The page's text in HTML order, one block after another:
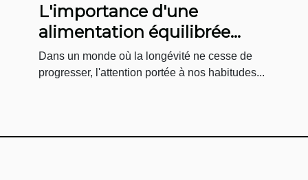
L'importance d'une
alimentation équilibrée
pour maintenir une bonne
condition physique après
Dans un monde où la longévité ne cesse de
progresser, l'attention portée à nos habitudes...